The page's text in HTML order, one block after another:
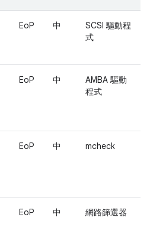
EoP 中
SCSI 驅動程
式
EoP 中
AMBA 驅動
程式
EoP 中 mcheck
EoP 中 網路篩選器